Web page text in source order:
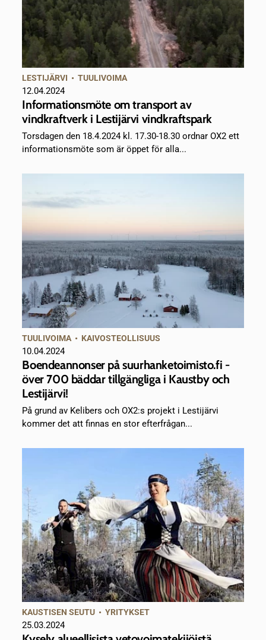
LESTIJÄRVI •TUULIVOIMA
12.04.2024
Informationsmöte om transport av
vindkraftverk i Lestijärvi vindkraftspark
Torsdagen den 18.4.2024 kl. 17.30-18.30 ordnar OX2 ett
informationsmöte som är öppet för alla...
TUULIVOIMA • KAIVOSTEOLLISUUS
10.04.2024
Boendeannonser på suurhanketoimisto.fi -
över 700 bäddar tillgängliga i Kaustby och
Lestijärvi!
På grund av Kelibers och OX2:s projekt i Lestijärvi
kommer det att finnas en stor efterfrågan...
KAUSTISEN SEUTU •YRITYKSET
25.03.2024